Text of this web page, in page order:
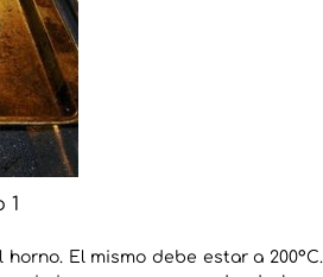
1
El mismo debe estar a 200°C.